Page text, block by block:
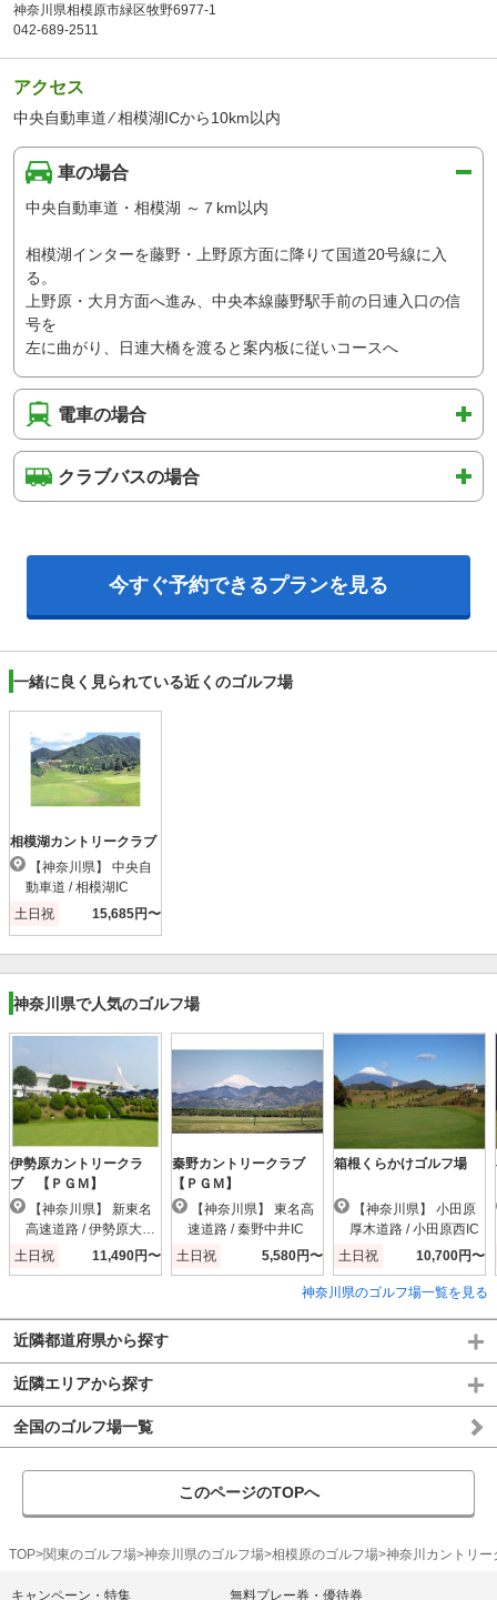
神奈川県相模原市緑区牧野6977-1
042-689-2511
アクセス
中央自動車道 ⁄ 相模湖ICから10km以内
車の場合
中央自動車道・相模湖 ～７km以内
相模湖インターを藤野・上野原方面に降りて国道20号線に入
る。
上野原・大月方面へ進み、中央本線藤野駅手前の日連入口の信
号を
左に曲がり、日連大橋を渡ると案内板に従いコースへ
電車の場合
クラブバスの場合
今すぐ予約できるプランを見る
一緒に良く見られている近くのゴルフ場
相模湖カントリークラブ
動車道 / 相模湖IC
土日祝
15,685円〜
神奈川県で人気のゴルフ場
伊勢原カントリークラ
ブ 【ＰＧＭ】
高速道路 / 伊勢原大山I
C
土日祝 11,490円〜
秦野カントリークラブ
【ＰＧＭ】
速道路 / 秦野中井IC
土日祝
5,580円〜
箱根くらかけゴルフ場
厚木道路 / 小田原西IC
土日祝
10,700円〜
神奈川県のゴルフ場一覧を見る
近隣都道府県から探す
近隣エリアから探す
全国のゴルフ場一覧
このページのTOPへ
TOP 関東のゴルフ場 神奈川県のゴルフ場 相模原のゴルフ場 神奈川カントリー
キャンペーン・特集 無料プレー券・優待券